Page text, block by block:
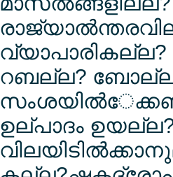
വ്യാപാരികല്ല?
റബല്ല?
ഉല്പാദം